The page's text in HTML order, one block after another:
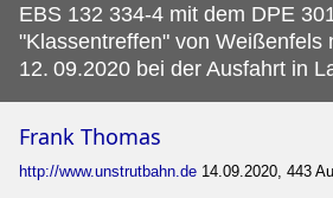
EBS 132 334-4 mit dem DPE
"Klassentreffen" von Weißenfels
12. 09.2020 bei der Ausfahrt in
Frank Thomas
http://www.unstrutbahn.de 14.09.2020, 443